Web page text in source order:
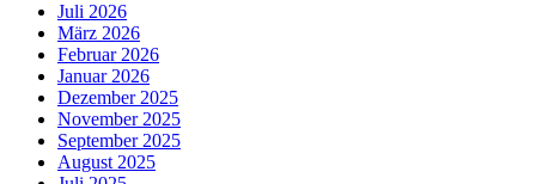
Juli 2026
März 2026
Februar 2026
Januar 2026
Dezember 2025
November 2025
September 2025
August 2025